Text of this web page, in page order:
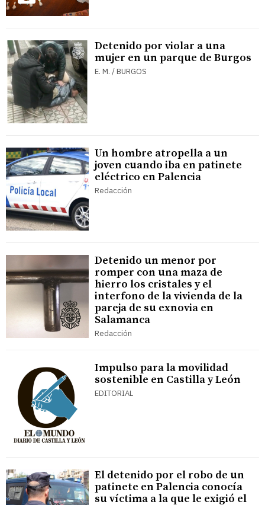
Detenido por violar a una
mujer en un parque de Burgos
E. M. / BURGOS
Un hombre atropella a un
joven cuando iba en patinete
eléctrico en Palencia
Redacción
Detenido un menor por
romper con una maza de
hierro los cristales y el
interfono de la vivienda de la
pareja de su exnovia en
Salamanca
Redacción
Impulso para la movilidad
sostenible en Castilla y León
EDITORIAL
El detenido por el robo de un
patinete en Palencia conocía
su víctima a la que le exigió el